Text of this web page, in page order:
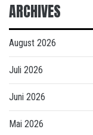
ARCHIVES
August 2026
Juli 2026
Juni 2026
Mai 2026